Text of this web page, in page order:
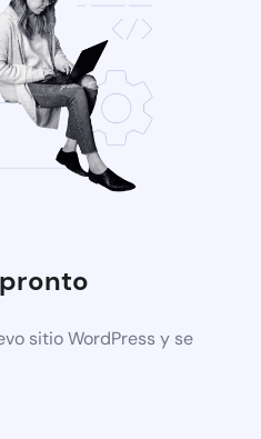
sitio WordPress y se